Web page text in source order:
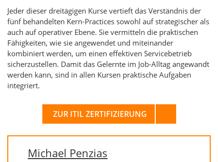
Jeder dieser dreitägigen Kurse vertieft das Verständnis der
fünf behandelten Kern-Practices sowohl auf strategischer als
auch auf operativer Ebene. Sie vermitteln die praktischen
Fähigkeiten, wie sie angewendet und miteinander
kombiniert werden, um einen effektiven Servicebetrieb
sicherzustellen. Damit das Gelernte im Job-Alltag angewandt
werden kann, sind in allen Kursen praktische Aufgaben
integriert.
ZUR ITIL ZERTIFIZIERUNG
Michael Penzias